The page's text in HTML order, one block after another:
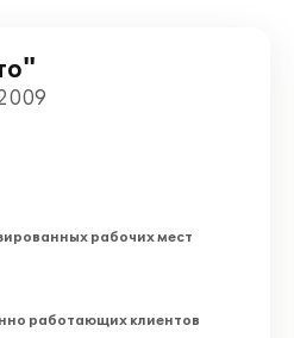
рабочих мест
работающих клиентов